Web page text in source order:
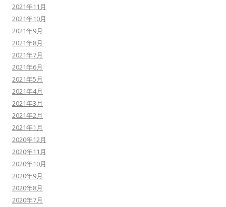
2021年11月
2021年10月
2021年9月
2021年8月
2021年7月
2021年6月
2021年5月
2021年4月
2021年3月
2021年2月
2021年1月
2020年12月
2020年11月
2020年10月
2020年9月
2020年8月
2020年7月